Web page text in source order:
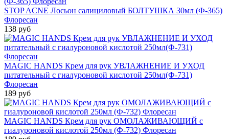
STOP ACNE Лосьон салициловый БОЛТУШКА 30мл (Ф-365)
Флоресан
138 руб
MAGIC HANDS Крем для рук УВЛАЖНЕНИЕ И УХОД
питательный с гиалуроновой кислотой 250мл(Ф-731)
Флоресан
189 руб
MAGIC HANDS Крем для рук ОМОЛАЖИВАЮЩИЙ с
гиалуроновой кислотой 250мл (Ф-732) Флоресан